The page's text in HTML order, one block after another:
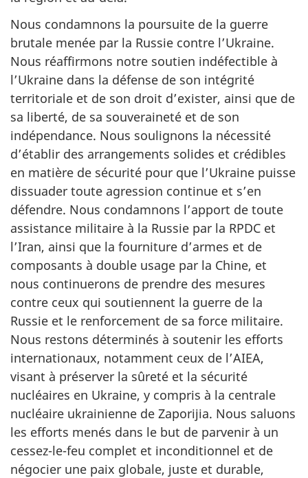
Nous condamnons la poursuite de la guerre
brutale menée par la Russie contre l’Ukraine.
Nous réaffirmons notre soutien indéfectible à
l’Ukraine dans la défense de son intégrité
territoriale et de son droit d’exister, ainsi que de
sa liberté, de sa souveraineté et de son
indépendance. Nous soulignons la nécessité
d’établir des arrangements solides et crédibles
en matière de sécurité pour que l’Ukraine puisse
dissuader toute agression continue et s’en
défendre. Nous condamnons l’apport de toute
assistance militaire à la Russie par la RPDC et
l’Iran, ainsi que la fourniture d’armes et de
composants à double usage par la Chine, et
nous continuerons de prendre des mesures
contre ceux qui soutiennent la guerre de la
Russie et le renforcement de sa force militaire.
Nous restons déterminés à soutenir les efforts
internationaux, notamment ceux de l’AIEA,
visant à préserver la sûreté et la sécurité
nucléaires en Ukraine, y compris à la centrale
nucléaire ukrainienne de Zaporijia. Nous saluons
les efforts menés dans le but de parvenir à un
cessez-le-feu complet et inconditionnel et de
négocier une paix globale, juste et durable,